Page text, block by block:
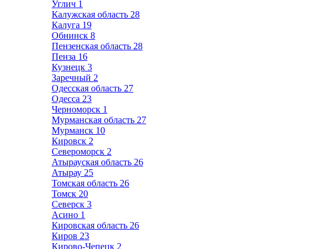
Углич 1
Калужская область 28
Калуга 19
Обнинск 8
Пензенская область 28
Пенза 16
Кузнецк 3
Заречный 2
Одесская область 27
Одесса 23
Черноморск 1
Мурманская область 27
Мурманск 10
Кировск 2
Североморск 2
Атырауская область 26
Атырау 25
Томская область 26
Томск 20
Северск 3
Асино 1
Кировская область 26
Киров 23
Кирово-Чепецк 2